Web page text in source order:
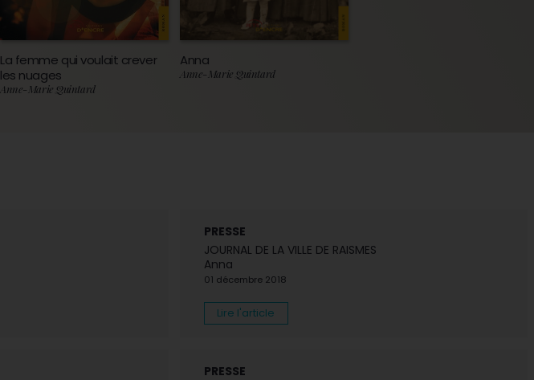
La femme qui voulait crever
les nuages
Anne-Marie Quintard
Anna
Anne-Marie Quintard
PRESSE
JOURNAL DE LA VILLE DE RAISMES
Anna
01 décembre 2018
Lire l'article
PRESSE